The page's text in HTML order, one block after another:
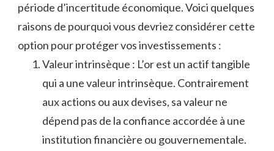
période d’incertitude économique. Voici quelques
raisons de pourquoi vous devriez considérer cette
option pour ⁣protéger vos investissements ⁤:
Valeur intrinsèque : L’or est un actif⁢ tangible
⁤qui a une valeur intrinsèque. Contrairement
‍aux actions ‌ou aux devises, sa valeur ne
⁤dépend pas de la⁢ confiance accordée ⁣à une
institution financière ou gouvernementale.